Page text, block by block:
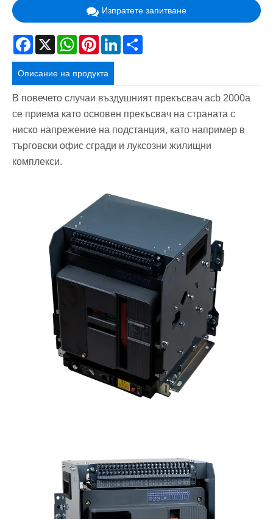
Изпратете запитване
Facebook
X WhatsAppPinterestLinkedIn
Описание на продукта
В повечето случаи въздушният прекъсвач acb 2000a
се приема като основен прекъсвач на страната с
ниско напрежение на подстанция, като например в
търговски офис сгради и луксозни жилищни
комплекси.